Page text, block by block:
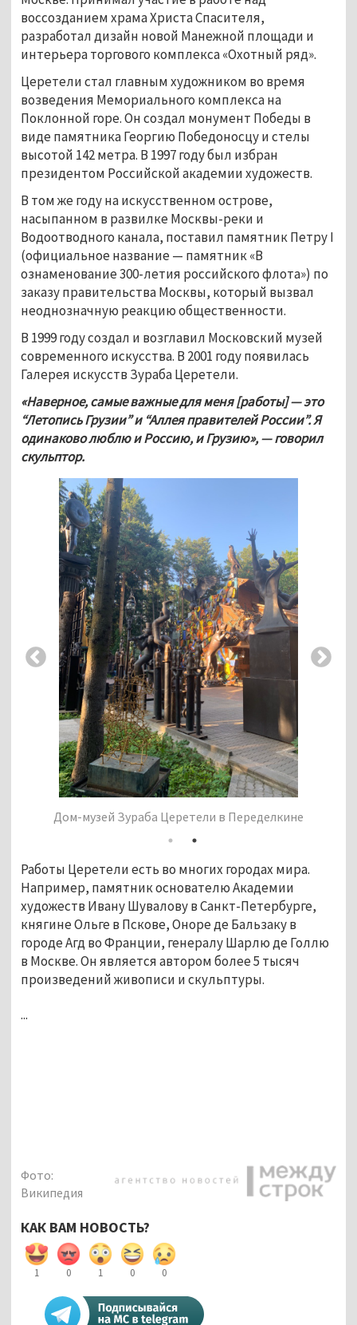
воссозданием храма Христа Спасителя,
разработал дизайн новой Манежной площади и
интерьера торгового комплекса «Охотный ряд».
Церетели стал главным художником во время
возведения Мемориального комплекса на
Поклонной горе. Он создал монумент Победы в
виде памятника Георгию Победоносцу и стелы
высотой 142 метра. В 1997 году был избран
президентом Российской академии художеств.
В том же году на искусственном острове,
насыпанном в развилке Москвы-реки и
Водоотводного канала, поставил памятник Петру I
(официальное название — памятник «В
ознаменование 300-летия российского флота») по
заказу правительства Москвы, который вызвал
неоднозначную реакцию общественности.
В 1999 году создал и возглавил Московский музей
современного искусства. В 2001 году появилась
Галерея искусств Зураба Церетели.
«Наверное, самые важные для меня [работы] — это
“Летопись Грузии” и “Аллея правителей России”. Я
одинаково люблю и Россию, и Грузию», — говорил
скульптор.
Мемориальный комплекс «История Грузии», автор
Зураб Церетели
Работы Церетели есть во многих городах мира.
Например, памятник основателю Академии
художеств Ивану Шувалову в Санкт-Петербурге,
княгине Ольге в Пскове, Оноре де Бальзаку в
городе Агд во Франции, генералу Шарлю де Голлю
в Москве. Он является автором более 5 тысяч
произведений живописи и скульптуры.
...
Фото:
Википедия
КАК ВАМ НОВОСТЬ?
1 0 1 0 0